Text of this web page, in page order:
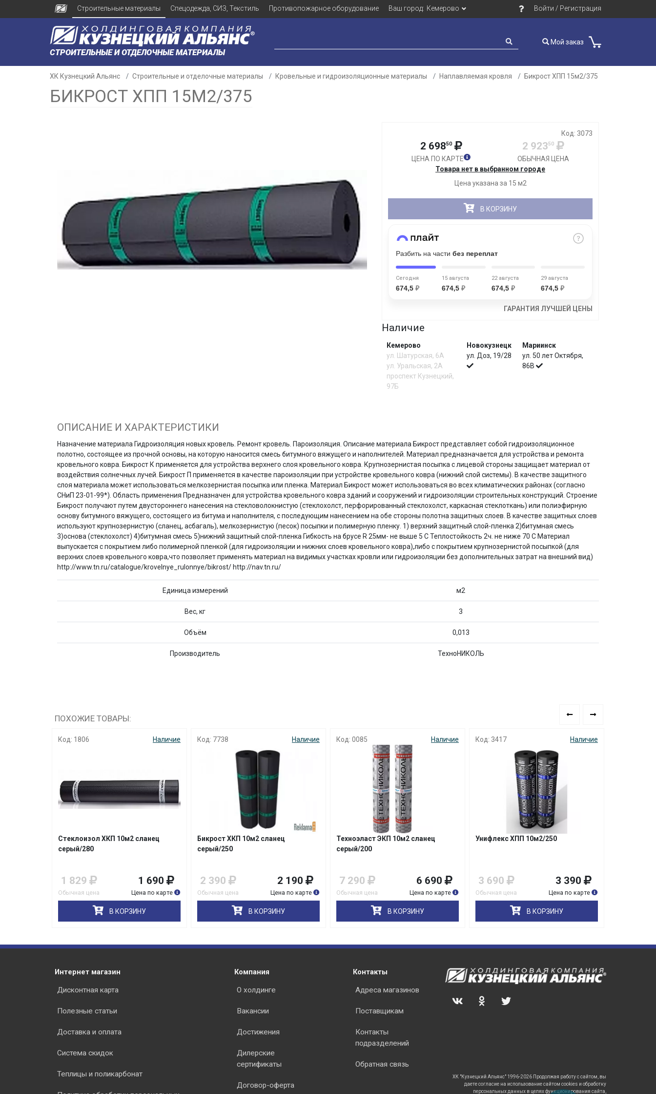
Строительные материалы Спецодежда, СИЗ, Текстиль Противопожарное оборудование Ваш город: Кемерово Войти / Регистрация
СТРОИТЕЛЬНЫЕ И ОТДЕЛОЧНЫЕ МАТЕРИАЛЫ
Мой заказ
ХК Кузнецкий Альянс Строительные и отделочные материалы Кровельные и гидроизоляционные материалы Наплавляемая кровля Бикрост ХПП 15м2/375
БИКРОСТ ХПП 15М2/375
Код: 3073
2 69850
ЦЕНА ПО КАРТЕ
2 92350
ОБЫЧНАЯ ЦЕНА
Товара нет в выбранном городе
Цена указана за 15 м2
В КОРЗИНУ
Разбить на части без переплат
Сегодня
674,5 ₽
15 августа
674,5 ₽
22 августа
674,5 ₽
29 августа
674,5₽
ГАРАНТИЯ ЛУЧШЕЙ ЦЕНЫ
Наличие
Кемерово
ул. Шатурская, 6А
ул. Уральская, 2А
проспект Кузнецкий,
97Б
Новокузнецк
ул. Доз, 19/28
Мариинск
ул. 50 лет Октября,
86В
ОПИСАНИЕ И ХАРАКТЕРИСТИКИ
Назначение материала Гидроизоляция новых кровель. Ремонт кровель. Пароизоляция. Описание материала Бикрост представляет собой гидроизоляционное
полотно, состоящее из прочной основы, на которую наносится смесь битумного вяжущего и наполнителей. Материал предназначается для устройства и ремонта
кровельного ковра. Бикрост К применяется для устройства верхнего слоя кровельного ковра. Крупнозернистая посыпка с лицевой стороны защищает материал от
воздействия солнечных лучей. Бикрост П применяется в качестве пароизоляции при устройстве кровельного ковра (нижний слой системы). В качестве защитного
слоя материала может использоваться мелкозернистая посыпка или пленка. Материал Бикрост может использоваться во всех климатических районах (согласно
СНиП 23-01-99*). Область применения Предназначен для устройства кровельного ковра зданий и сооружений и гидроизоляции строительных конструкций. Строение
Бикрост получают путем двустороннего нанесения на стекловолокнистую (стеклохолст, перфорированный стеклохолст, каркасная стеклоткань) или полиэфирную
основу битумного вяжущего, состоящего из битума и наполнителя, с последующим нанесением на обе стороны полотна защитных слоев. В качестве защитных слоев
используют крупнозернистую (сланец, асбагаль), мелкозернистую (песок) посыпки и полимерную пленку. 1) верхний защитный слой-пленка 2)битумная смесь
3)основа (стеклохолст) 4)битумная смесь 5)нижний защитный слой-пленка Гибкость на брусе R 25мм- не выше 5 С Теплостойкость 2ч. не ниже 70 С Материал
выпускается с покрытием либо полимерной пленкой (для гидроизоляции и нижних слоев кровельного ковра),либо с покрытием крупнозернистой посыпкой (для
верхних слоев кровельного ковра,что позволяет применять материал на видимых участках кровли или гидроизоляции без дополнительных затрат на внешний вид)
http://www.tn.ru/catalogue/krovelnye_rulonnye/bikrost/ http://nav.tn.ru/
Единица измерений м2
Вес, кг 3
Объём 0,013
Производитель ТехноНИКОЛЬ
ПОХОЖИЕ ТОВАРЫ:
Код: 1806 Наличие
Стеклоизол ХКП 10м2 сланец
серый/280
1 829
Обычная цена
1 690
Цена по карте
В КОРЗИНУ
Код: 7738 Наличие
Бикрост ХКП 10м2 сланец
серый/250
2 390
Обычная цена
2 190
Цена по карте
В КОРЗИНУ
Код: 0085 Наличие
Техноэласт ЭКП 10м2 сланец
серый/200
7 290
Обычная цена
6 690
Цена по карте
В КОРЗИНУ
Код: 3417 Наличие
Унифлекс ХПП 10м2/250
3 690
Обычная цена
3 390
Цена по карте
В КОРЗИНУ
без переплат
График платежей
25%
Оставшиеся75% будутсписываться
с вашей картыпо25%каждые 2 недели
Подробнееоб оплате Плайтом
25
недели
Остались вопросы?
8 800 302-02-51
Интернет магазин
Дисконтная карта
Полезные статьи
Доставка и оплата
Система скидок
Теплицы и поликарбонат
Компания
О холдинге
Вакансии
Достижения
Дилерские
сертификаты
Договор-оферта
Контакты
Адреса магазинов
Поставщикам
Контакты
подразделений
Обратная связь
ХК "Кузнецкий Альянс" 1996-2026 Продолжая работу с сайтом, вы
даете согласие на использование сайтом cookies и обработку
персональных данных в целях функционирования сайта,